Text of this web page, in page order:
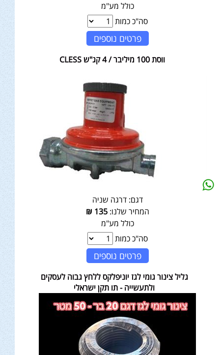
כולל מע"מ
סה"כ כמות
פרטים נוספים
ווסת 100 מיליבר / 4 קג"ש CLESS
דגם: דרגה שניה
המחיר שלנו:135
₪
כולל מע"מ
סה"כ כמות
פרטים נוספים
גליל צינור גומי לגז יוניפלקס ללחץ גבוה לעסקים
ולתעשייה - תו תקן ישראלי